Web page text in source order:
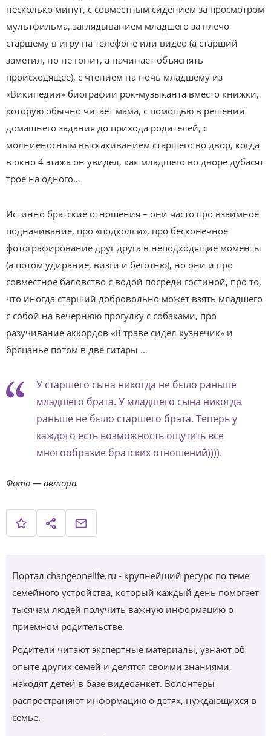
несколько минут, с совместным сидением за просмотром
мультфильма, заглядыванием младшего за плечо
старшему в игру на телефоне или видео (а старший
заметил, но не гонит, а начинает объяснять
происходящее), с чтением на ночь младшему из
«Википедии» биографии рок-музыканта вместо книжки,
которую обычно читает мама, с помощью в решении
домашнего задания до прихода родителей, с
молниеносным выскакиванием старшего во двор, когда
в окно 4 этажа он увидел, как младшего во дворе дубасят
трое на одного…
Истинно братские отношения – они часто про взаимное
подначивание, про «подколки», про бесконечное
фотографирование друг друга в неподходящие моменты
(а потом удирание, визги и беготню), но они и про
совместное баловство с водой посреди гостиной, про то,
что иногда старший добровольно может взять младшего
с собой на вечернюю прогулку с собаками, про
разучивание аккордов «В траве сидел кузнечик» и
бряцанье потом в две гитары …
У старшего сына никогда не было раньше
младшего брата. У младшего сына никогда
раньше не было старшего брата. Теперь у
каждого есть возможность ощутить все
многообразие братских отношений)))).
Фото — автора.
Портал changeonelife.ru - крупнейший ресурс по теме
семейного устройства, который каждый день помогает
тысячам людей получить важную информацию о
приемном родительстве.
Родители читают экспертные материалы, узнают об
опыте других семей и делятся своими знаниями,
находят детей в базе видеоанкет. Волонтеры
распространяют информацию о детях, нуждающихся в
семье.